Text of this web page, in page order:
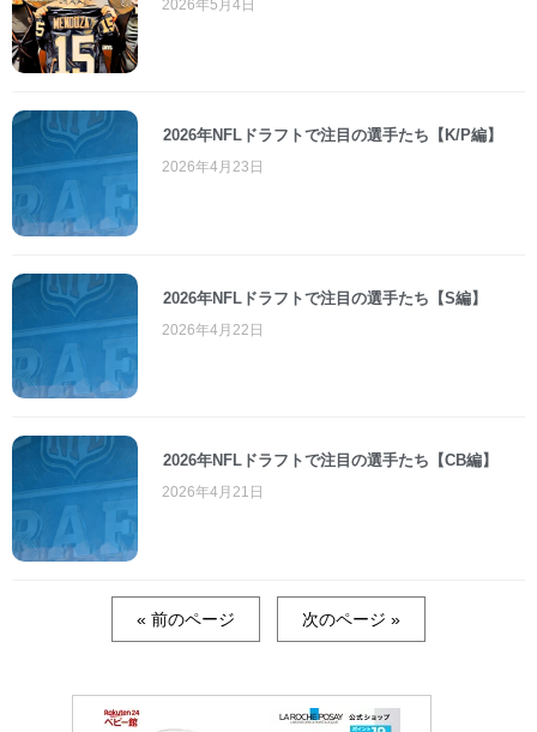
2026年5月4日
2026年NFLドラフトで注目の選手たち【K/P編】
2026年4月23日
2026年NFLドラフトで注目の選手たち【S編】
2026年4月22日
2026年NFLドラフトで注目の選手たち【CB編】
2026年4月21日
« 前のページ 次のページ »